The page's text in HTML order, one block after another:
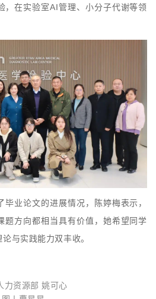
，在实验室AI管理、小分子代谢等领
业论文的进展情况，陈婷梅表示，
题方向都相当具有价值，她希望同学
与实践能力双丰收。
力资源部 姚可心